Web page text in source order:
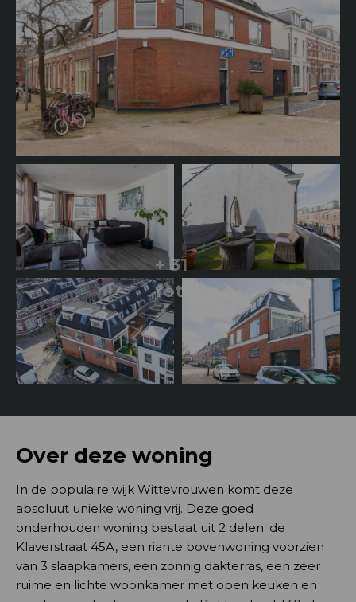
+ 31
foto's
Over deze woning
In de populaire wijk Wittevrouwen komt deze
absoluut unieke woning vrij. Deze goed
onderhouden woning bestaat uit 2 delen: de
Klaverstraat 45A, een riante bovenwoning voorzien
van 3 slaapkamers, een zonnig dakterras, een zeer
ruime en lichte woonkamer met open keuken en